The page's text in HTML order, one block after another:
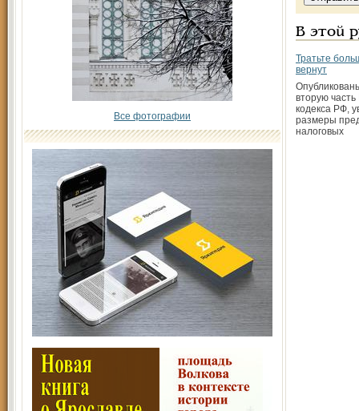
Все фотографии
В этой
Тратьте
вернут
вторую часть
кодекса РФ,
размеры
налоговых